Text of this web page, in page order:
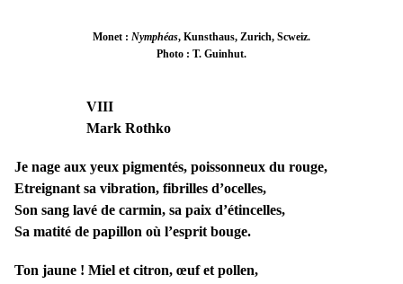
Monet : Nymphéas, Kunsthaus, Zurich, Scweiz.
Photo : T. Guinhut.
VIII
Mark Rothko
Je nage aux yeux pigmentés, poissonneux du rouge,
Etreignant sa vibration, fibrilles d’ocelles,
Son sang lavé de carmin, sa paix d’étincelles,
Sa matité de papillon où l’esprit bouge.
Ton jaune ! Miel et citron, œuf et pollen,